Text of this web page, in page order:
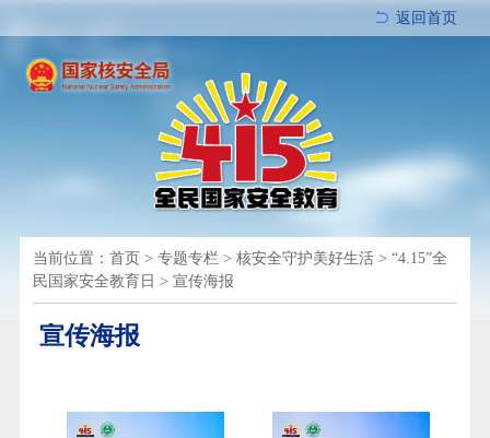
返回首页
当前位置： 首页> 专题专栏> 核安全守护美好生活> “4.15”全
民国家安全教育日 > 宣传海报
宣传海报